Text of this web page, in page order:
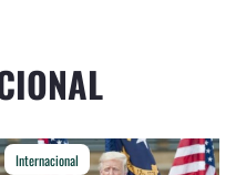
Internacional